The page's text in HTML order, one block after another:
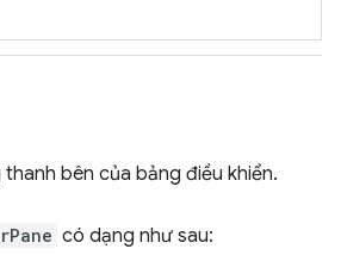
bên của bảng điều khiển.
có dạng như sau: